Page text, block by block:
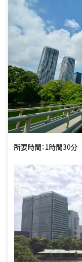
所要時間：1時間30分